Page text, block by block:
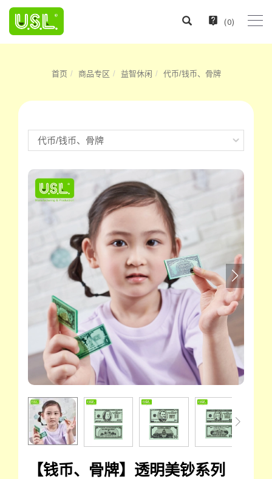
(0)
首页 商品专区 益智休闲 代币/钱币、骨牌
【钱币、骨牌】透明美钞系列